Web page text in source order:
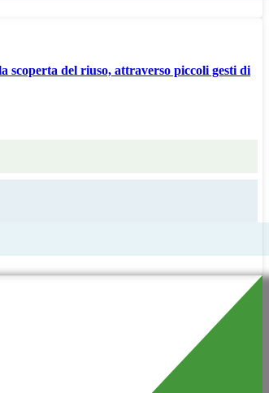
scoperta del riuso, attraverso piccoli gesti di